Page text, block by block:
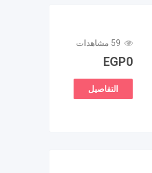
59 مشاهدات
EGP0
التفاصيل